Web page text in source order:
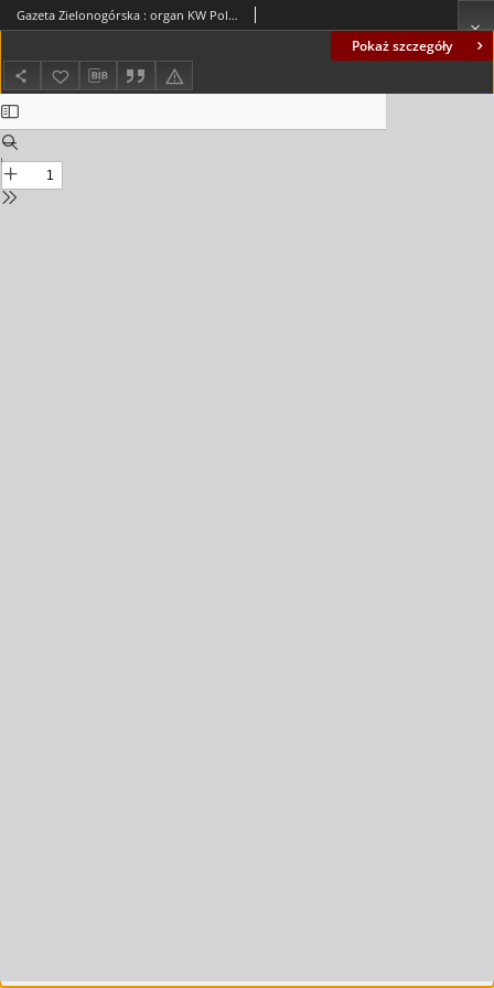
Pokaż szczegóły
Gazeta Zielonogórska : organ KW Polskiej Zjednoczonej Partii Robotniczej R. XX Nr 227 (24 września 1971). - Wyd. A